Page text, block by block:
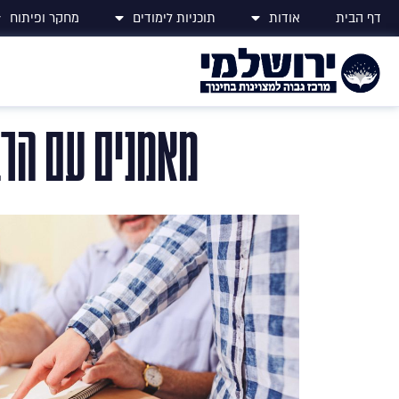
דף הבית אודות תוכניות לימודים מחקר ופיתוח
מאמנים עם